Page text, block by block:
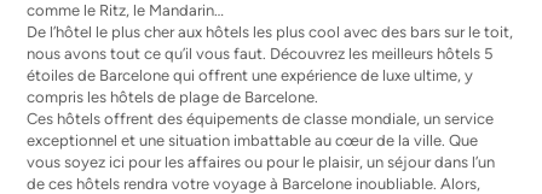
comme le Ritz, le Mandarin…
De l’hôtel le plus cher aux hôtels les plus cool avec des bars sur le toit,
nous avons tout ce qu’il vous faut. Découvrez les meilleurs hôtels 5
étoiles de Barcelone qui offrent une expérience de luxe ultime, y
compris les hôtels de plage de Barcelone.
Ces hôtels offrent des équipements de classe mondiale, un service
exceptionnel et une situation imbattable au cœur de la ville. Que
vous soyez ici pour les affaires ou pour le plaisir, un séjour dans l’un
de ces hôtels rendra votre voyage à Barcelone inoubliable. Alors,